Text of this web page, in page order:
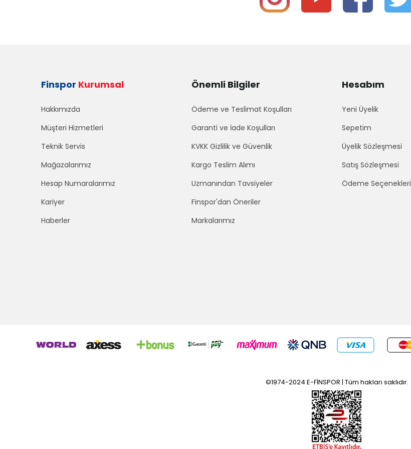
Finspor Kurumsal
Hakkımızda
Müşteri Hizmetleri
Teknik Servis
Mağazalarımız
Hesap Numaralarımız
Kariyer
Haberler
Önemli Bilgiler
Ödeme ve Teslimat Koşulları
Garanti ve İade Koşulları
KVKK Gizlilik ve Güvenlik
Kargo Teslim Alımı
Uzmanından Tavsiyeler
Finspor'dan Öneriler
Markalarımız
Hesabım
Yeni Üyelik
Sepetim
Üyelik Sözleşmesi
Satış Sözleşmesi
Ödeme Seçenekleri
©1974-2024 E-FİNSPOR | Tüm hakları saklıdır.